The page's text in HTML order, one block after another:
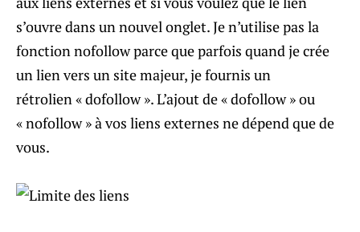
s’ouvre dans un nouvel onglet. Je n’utilise pas la
fonction nofollow parce que parfois quand je crée
un lien vers un site majeur, je fournis un
rétrolien « dofollow ». L’ajout de « dofollow » ou
« nofollow » à vos liens externes ne dépend que de
vous.